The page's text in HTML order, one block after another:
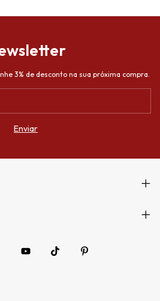
3% de desconto na sua próxima compra.